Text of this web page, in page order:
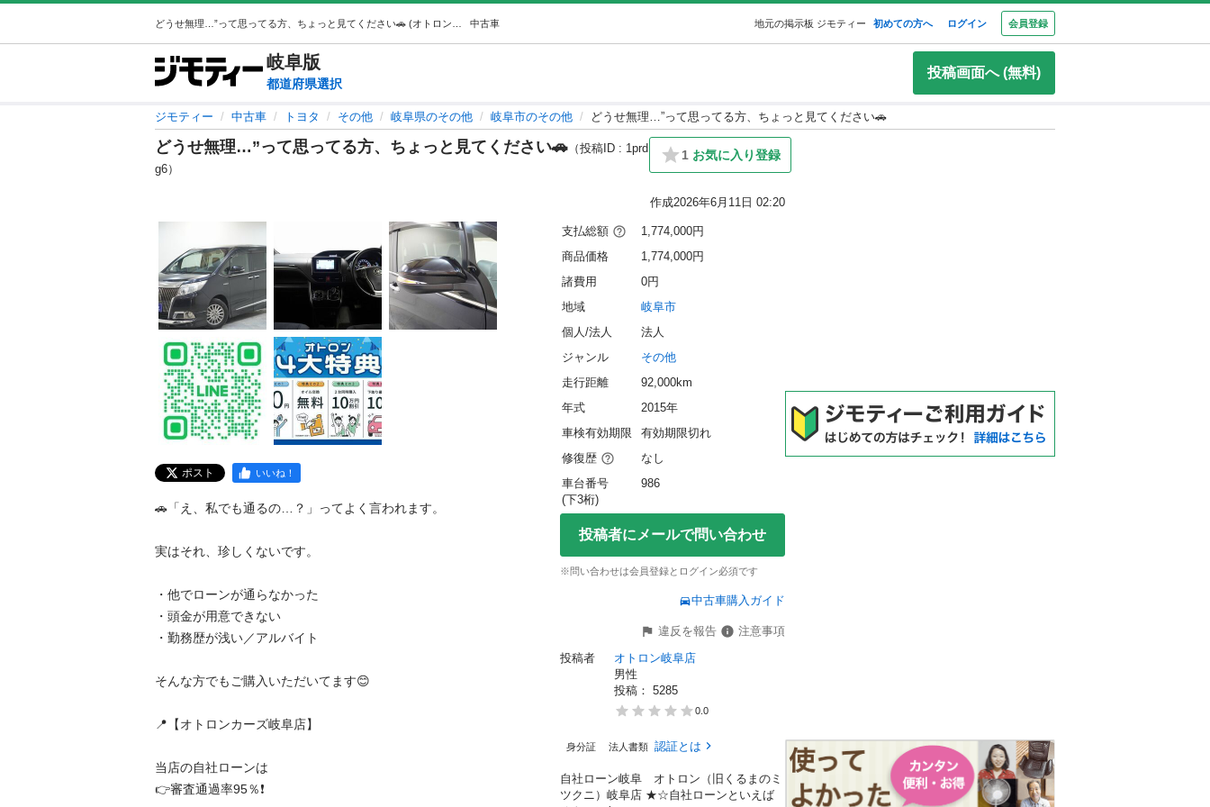
中古車 地元の掲示板 ジモティー 初めての方へ ログイン 会員登録
岐阜版
都道府県選択
投稿画面へ (無料)
ジモティー 中古車 トヨタ その他 岐阜県のその他 岐阜市のその他 どうせ無理…”って思ってる方、ちょっと見てください🚗
どうせ無理…”って思ってる方、ちょっと見てください🚗 （投稿ID : 1prd
g6）
1 お気に入り登録
作成2026年6月11日 02:20
ポスト いいね！
🚗「え、私でも通るの…？」ってよく言われます。
実はそれ、珍しくないです。
・他でローンが通らなかった
・頭金が用意できない
・勤務歴が浅い／アルバイト
そんな方でもご購入いただいてます😊
📍【オトロンカーズ岐阜店】
当店の自社ローンは
👉審査通過率95％❗️
支払総額
1,774,000円
商品価格
1,774,000円
諸費用
0円
地域
岐阜市
個人/法人
法人
ジャンル
その他
走行距離
92,000km
年式
2015年
車検有効期限
有効期限切れ
修復歴
なし
車台番号
(下3桁)
986
投稿者にメールで問い合わせ
※問い合わせは会員登録とログイン必須です
中古車購入ガイド
違反を報告
注意事項
投稿者
オトロン岐阜店
男性
投稿： 5285
0.0
身分証 法人書類 認証とは
自社ローン岐阜 オトロン（旧くるまのミ
ツクニ）岐阜店 ★☆自社ローンといえば